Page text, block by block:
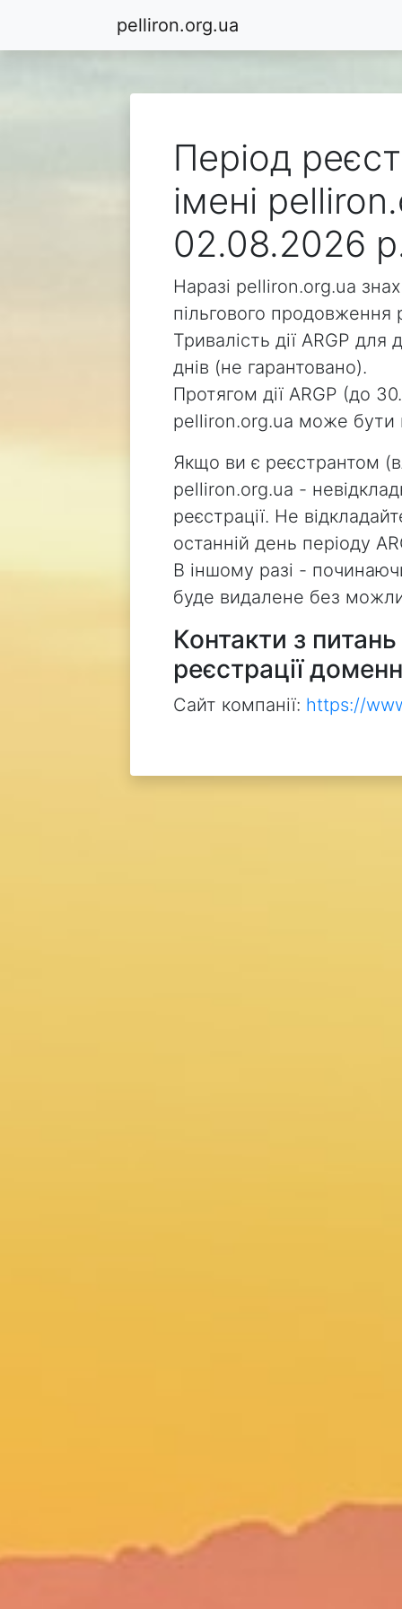
pelliron.org.ua
Період
імені
02.08.2026
Наразі pelliron.org.ua
пільгового продовження
Тривалість дії ARGP
днів (не гарантовано).
Протягом дії ARGP (до
pelliron.org.ua може бути
Якщо ви є реєстрантом
pelliron.org.ua -
реєстрації. Не
останній день періоду
В іншому разі -
буде видалене без
Контакти з
реєстрації
Сайт компанії: https://